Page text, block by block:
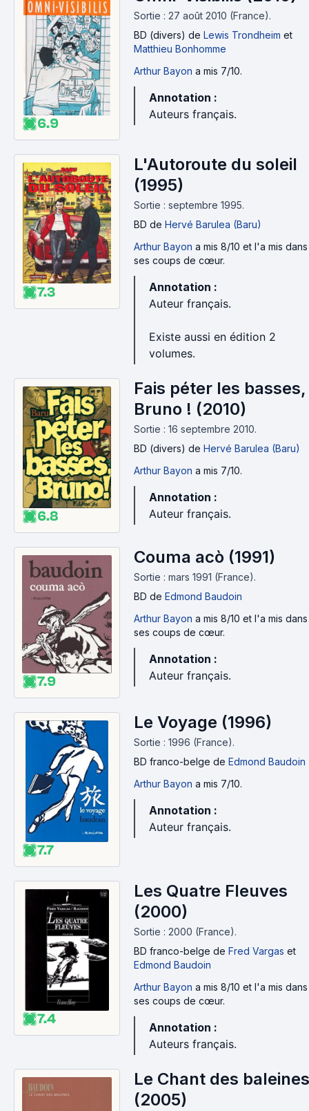
6.9
Sortie : 27 août 2010 (France).
BD (divers) de Lewis Trondheim et
Matthieu Bonhomme
Arthur Bayon a mis 7/10.
Annotation :
Auteurs français.
7.3
L'Autoroute du soleil
(1995)
Sortie : septembre 1995.
BD de Hervé Barulea (Baru)
Arthur Bayon a mis 8/10 et l'a mis dans
ses coups de cœur.
Annotation :
Auteur français.
Existe aussi en édition 2
volumes.
6.8
Fais péter les basses,
Bruno ! (2010)
Sortie : 16 septembre 2010.
BD (divers) de Hervé Barulea (Baru)
Arthur Bayon a mis 7/10.
Annotation :
Auteur français.
7.9
Couma acò (1991)
Sortie : mars 1991 (France).
BD de Edmond Baudoin
Arthur Bayon a mis 8/10 et l'a mis dans
ses coups de cœur.
Annotation :
Auteur français.
7.7
Le Voyage (1996)
Sortie : 1996 (France).
BD franco-belge de Edmond Baudoin
Arthur Bayon a mis 7/10.
Annotation :
Auteur français.
7.4
Les Quatre Fleuves
(2000)
Sortie : 2000 (France).
BD franco-belge de Fred Vargas et
Edmond Baudoin
Arthur Bayon a mis 8/10 et l'a mis dans
ses coups de cœur.
Annotation :
Auteurs français.
Le Chant des baleines
(2005)